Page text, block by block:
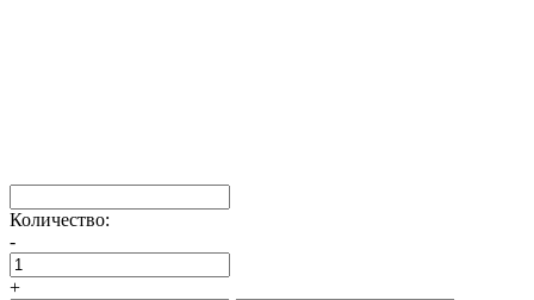
Количество:
-
+